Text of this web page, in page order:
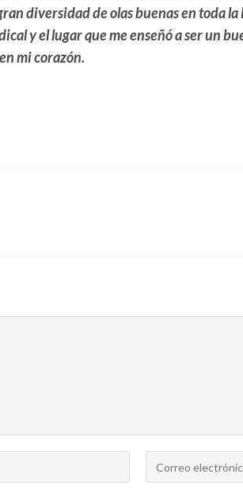
diversidad de olas buenas en toda
y el lugar que me enseñó a ser un
mi corazón.